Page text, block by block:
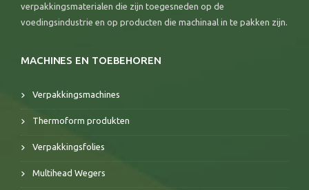
verpakkingsmaterialen die zijn toegesneden op de
voedingsindustrie en op producten die machinaal in te pakken zijn.
MACHINES EN TOEBEHOREN
Verpakkingsmachines
Thermoform produkten
Verpakkingsfolies
Multihead Wegers